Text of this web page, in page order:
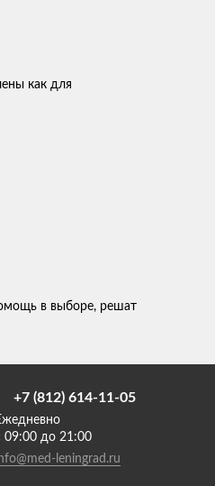
как для
в выборе, решат
+7 (812) 614-11-05
09:00 до 21:00
leningrad.ru